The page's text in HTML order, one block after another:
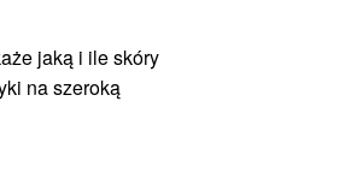
jaką i ile skóry
na szeroką